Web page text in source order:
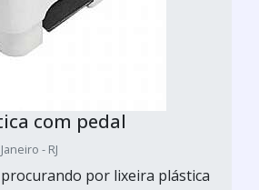
com pedal
- RJ
por lixeira plástica